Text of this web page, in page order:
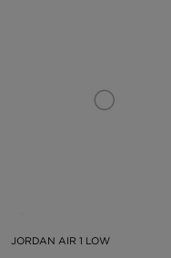
JORDAN AIR 1 LOW